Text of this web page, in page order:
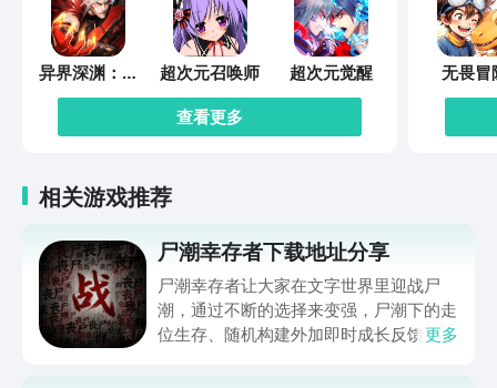
异界深渊：觉
醒
超次元召唤师
超次元觉醒
查看更多
无畏冒
相关游戏推荐
尸潮幸存者下载地址分享
尸潮幸存者让大家在文字世界里迎战尸
潮，通过不断的选择来变强，尸潮下的走
位生存、随机构建外加即时成长反馈，让
更多